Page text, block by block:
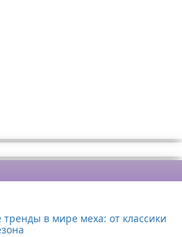
в мире меха: от классики